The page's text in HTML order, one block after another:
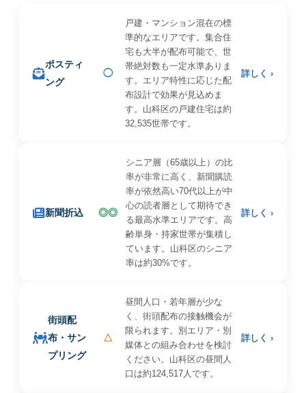
ポスティ
ング
◯
戸建・マンション混在の標
準的なエリアです。集合住
宅も大半が配布可能で、世
帯絶対数も一定水準ありま
す。エリア特性に応じた配
布設計で効果が見込めま
す。山科区の戸建住宅は約
32,535世帯です。
詳しく ›
新聞折込 ◎◎
シニア層（65歳以上）の比
率が非常に高く、新聞購読
率が依然高い70代以上が中
心の読者層として期待でき
る最高水準エリアです。高
齢単身・持家世帯が集積し
ています。山科区のシニア
率は約30%です。
詳しく ›
街頭配
布・サン
プリング
△
昼間人口・若年層が少な
く、街頭配布の接触機会が
限られます。別エリア・別
媒体との組み合わせを検討
ください。山科区の昼間人
口は約124,517人です。
詳しく ›